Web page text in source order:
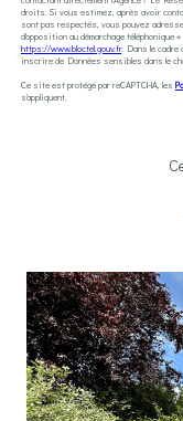
droits. Si vous estimez, après avoir
sont pas respectés, vous pouvez
d'opposition au démarchage
https://www.bloctel.gouv.fr. Dans le cadre
inscrire de Données sensibles dans le
Ce site est protégé par reCAPTCHA, les
s'appliquent.